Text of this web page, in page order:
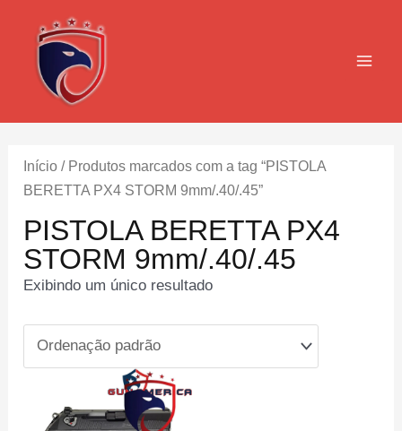
conteúdo
Início / Produtos marcados com a tag “PISTOLA
BERETTA PX4 STORM 9mm/.40/.45”
PISTOLA BERETTA PX4
STORM 9mm/.40/.45
Exibindo um único resultado